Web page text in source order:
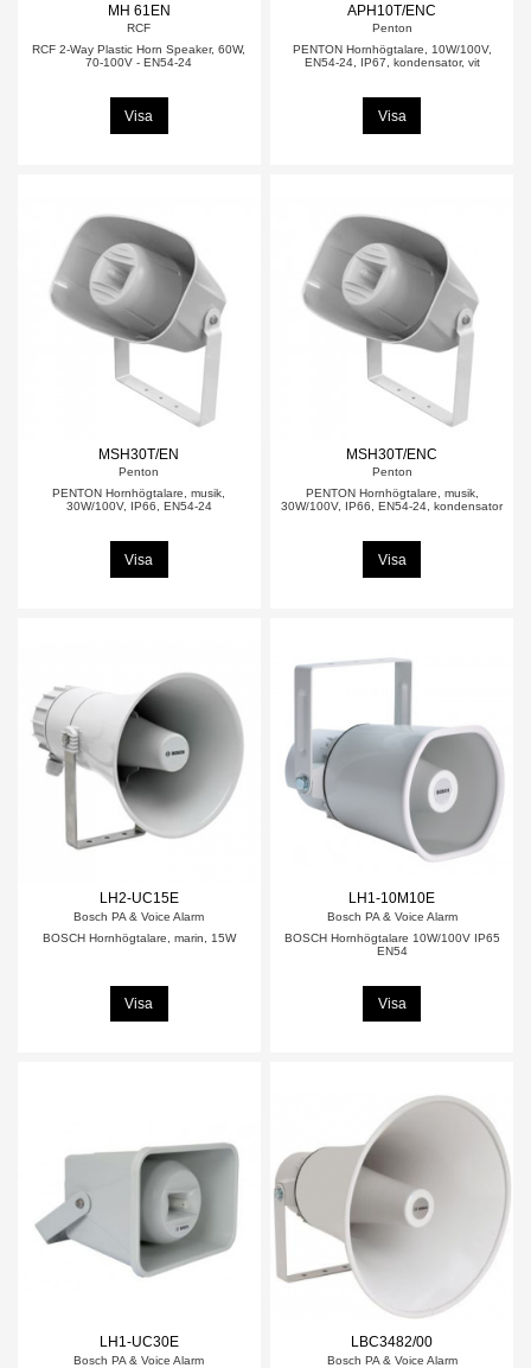
MH 61EN
RCF
RCF 2-Way Plastic Horn Speaker, 60W,
70-100V - EN54-24
Visa
APH10T/ENC
Penton
PENTON Hornhögtalare, 10W/100V,
EN54-24, IP67, kondensator, vit
Visa
MSH30T/EN
Penton
PENTON Hornhögtalare, musik,
30W/100V, IP66, EN54-24
Visa
MSH30T/ENC
Penton
PENTON Hornhögtalare, musik,
30W/100V, IP66, EN54-24, kondensator
Visa
LH2-UC15E
Bosch PA & Voice Alarm
BOSCH Hornhögtalare, marin, 15W
Visa
LH1-10M10E
Bosch PA & Voice Alarm
BOSCH Hornhögtalare 10W/100V IP65
EN54
Visa
LH1-UC30E
Bosch PA & Voice Alarm
LBC3482/00
Bosch PA & Voice Alarm